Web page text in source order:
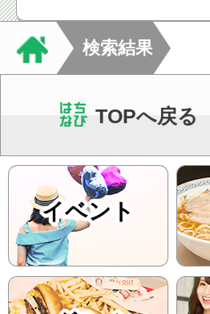
検索結果
TOPへ戻る
イベント